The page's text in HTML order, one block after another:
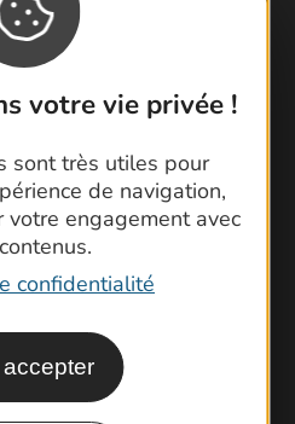
votre vie privée !
sont très utiles pour
de navigation,
votre engagement avec
confidentialité
accepter
nous !
questions
Brochures
et Topoguides
Gard